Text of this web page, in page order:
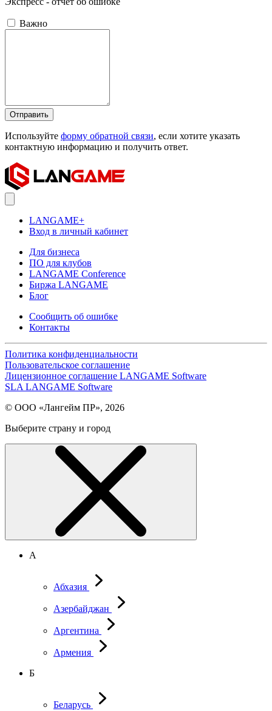
Важно
Отправить
Используйте форму обратной связи, если хотите указать
контактную информацию и получить ответ.
LANGAME+
Вход в личный кабинет
Для бизнеса
ПО для клубов
LANGAME Conference
Биржа LANGAME
Блог
Сообщить об ошибке
Контакты
Политика конфиденциальности
Пользовательское соглашение
Лицензионное соглашение LANGAME Software
SLA LANGAME Software
© ООО «Лангейм ПР», 2026
Выберите страну и город
А
Абхазия
Азербайджан
Аргентина
Армения
Б
Беларусь